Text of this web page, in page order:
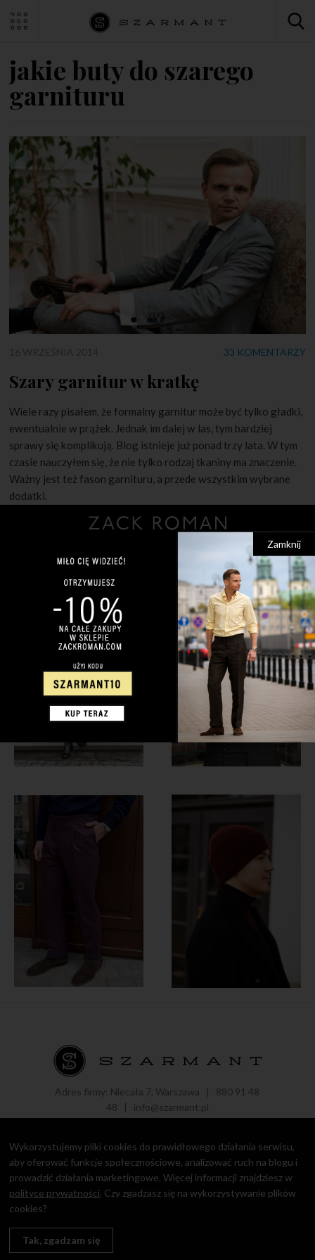
jakie buty do szarego
garnituru
33 KOMENTARZY
Szary garnitur w kratkę
Wiele razy pisałem, że formalny garnitur może być tylko gładki,
ewentualnie w prążek. Jednak im dalej w las, tym bardziej
sprawy się komplikują. Blog istnieje już ponad trzy lata. W tym
czasie nauczyłem się, że nie tylko rodzaj tkaniny ma znaczenie.
Ważny jest też fason garnituru, a przede wszystkim wybrane
dodatki.
Adres firmy: Niecała 7, Warszawa | 880 91 48
48 | info@szarmant.pl
Copyright © 2016 - 2021 Roman Zaczkiewicz.
Polityka prywatności
Wykorzystujemy pliki cookies do prawidłowego działania serwisu,
aby oferować funkcje społecznościowe, analizować ruch na blogu i
prowadzić działania marketingowe. Więcej informacji znajdziesz w
polityce prywatności. Czy zgadzasz się na wykorzystywanie plików
cookies?
Tak, zgadzam się
Zamknij